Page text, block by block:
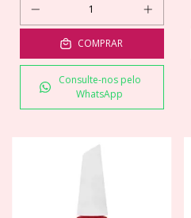
COMPRAR
Consulte-nos pelo
WhatsApp